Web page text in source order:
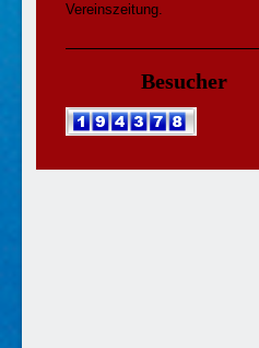
Vereinszeitung.
Besucher